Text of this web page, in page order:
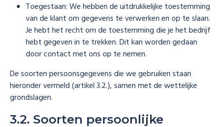
Toegestaan: We hebben de uitdrukkelijke toestemming
van de klant om gegevens te verwerken en op te slaan.
Je hebt het recht om de toestemming die je het bedrijf
hebt gegeven in te trekken. Dit kan worden gedaan
door contact met ons op te nemen.
De soorten persoonsgegevens die we gebruiken staan
hieronder vermeld (artikel 3.2.), samen met de wettelijke
grondslagen.
3.2. Soorten persoonlijke